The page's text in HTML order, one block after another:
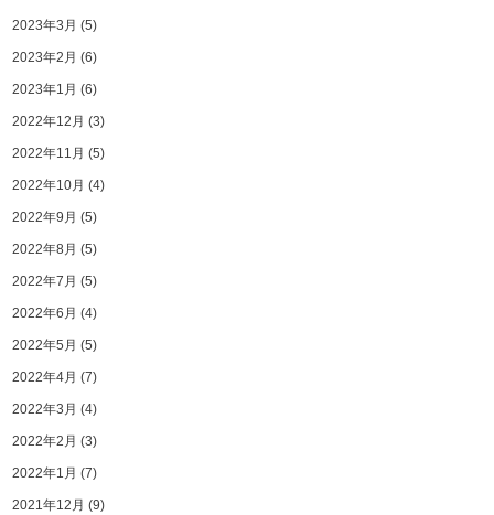
2023年3月 (5)
2023年2月 (6)
2023年1月 (6)
2022年12月 (3)
2022年11月 (5)
2022年10月 (4)
2022年9月 (5)
2022年8月 (5)
2022年7月 (5)
2022年6月 (4)
2022年5月 (5)
2022年4月 (7)
2022年3月 (4)
2022年2月 (3)
2022年1月 (7)
2021年12月 (9)